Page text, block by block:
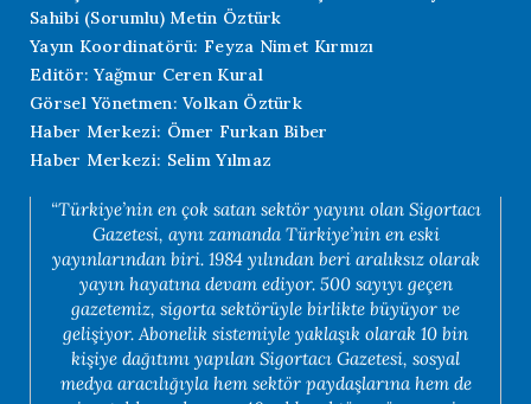
Sahibi (Sorumlu) Metin Öztürk
Yayın Koordinatörü: Feyza Nimet Kırmızı
Editör: Yağmur Ceren Kural
Görsel Yönetmen: Volkan Öztürk
Haber Merkezi: Ömer Furkan Biber
Haber Merkezi: Selim Yılmaz
“Türkiye’nin en çok satan sektör yayını olan Sigortacı
Gazetesi, aynı zamanda Türkiye’nin en eski
yayınlarından biri. 1984 yılından beri aralıksız olarak
yayın hayatına devam ediyor. 500 sayıyı geçen
gazetemiz, sigorta sektörüyle birlikte büyüyor ve
gelişiyor. Abonelik sistemiyle yaklaşık olarak 10 bin
kişiye dağıtımı yapılan Sigortacı Gazetesi, sosyal
medya aracılığıyla hem sektör paydaşlarına hem de